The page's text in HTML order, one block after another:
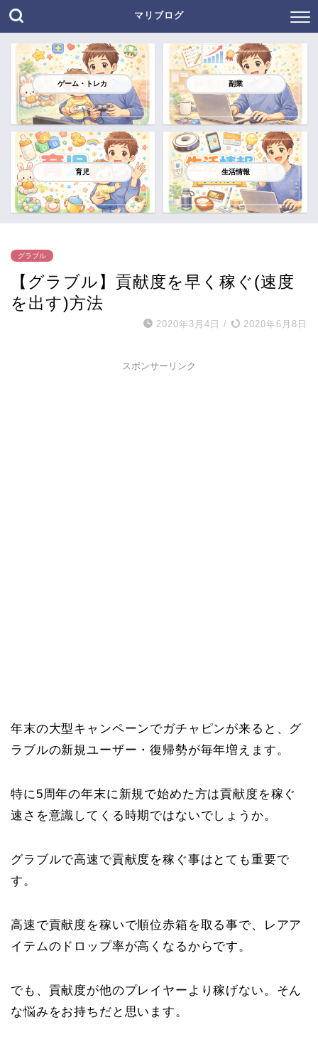
マリブログ
ゲーム・トレカ 副業
育児 生活情報
グラブル
【グラブル】貢献度を早く稼ぐ(速度
を出す)方法
2020年3月4日 / 2020年6月8日
スポンサーリンク
年末の大型キャンペーンでガチャピンが来ると、グ
ラブルの新規ユーザー・復帰勢が毎年増えます。
特に5周年の年末に新規で始めた方は貢献度を稼ぐ
速さを意識してくる時期ではないでしょうか。
グラブルで高速で貢献度を稼ぐ事はとても重要で
す。
高速で貢献度を稼いで順位赤箱を取る事で、レアア
イテムのドロップ率が高くなるからです。
でも、貢献度が他のプレイヤーより稼げない。そん
な悩みをお持ちだと思います。